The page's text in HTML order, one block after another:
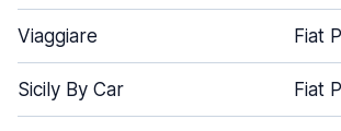
Viaggiare Fiat
Sicily By Car Fiat